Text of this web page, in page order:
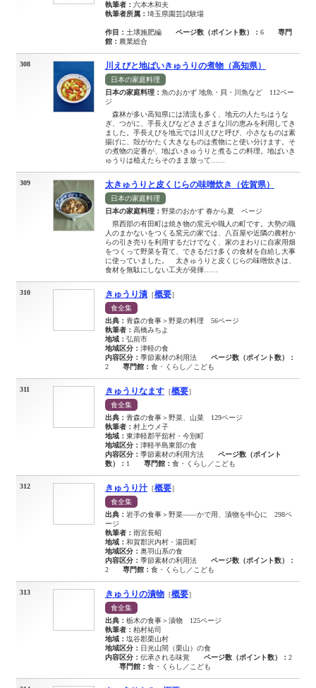
執筆者： 六本木和夫
執筆者所属： 埼玉県園芸試験場
作目： 土壌施肥編 ページ数（ポイント数）： 6
専門
館： 農業総合
308 川えびと地ばいきゅうりの煮物（高知県）
日本の家庭料理
日本の家庭料理： 魚のおかず 地魚・貝・川魚など 112ペー
ジ
森林が多い高知県には清流も多く、地元の人たちはうな
ぎ、つがに、手長えびなどさまざまな川の恵みを利用してき
ました。手長えびを地元では川えびと呼び、小さなものは素
揚げに、殻がかたく大きなものは煮物にと使い分けます。そ
の煮物の定番が、地ばいきゅうりと煮るこの料理。地ばいき
ゅうりは植えたらそのまま放って……
309 太きゅうりと皮くじらの味噌炊き（佐賀県）
日本の家庭料理
日本の家庭料理： 野菜のおかず 春から夏 ページ
県西部の有田町は焼き物の窯元や職人の町です。大勢の職
人のまかないをつくる窯元の家では、八百屋や近隣の農村か
らの引き売りを利用するだけでなく、家のまわりに自家用畑
をつくって野菜を育て、できるだけ多くの食材を自給し大事
に使っていました。 太きゅうりと皮くじらの味噌炊きは、
食材を無駄にしない工夫が発揮……
310 きゅうり漬［概要］
食全集
出典： 青森の食事＞野菜の料理 56ページ
執筆者： 高橋みちよ
地域： 弘前市
地域区分： 津軽の食
内容区分： 季節素材の利用法
ページ数（ポイント数）：
2
専門館： 食・くらし／こども
311 きゅうりなます［概要］
食全集
出典： 青森の食事＞野菜、山菜 129ページ
執筆者： 村上ウメ子
地域： 東津軽郡平舘村・今別町
地域区分： 津軽半島東部の食
内容区分： 季節素材の利用方法
ページ数（ポイント
数）： 1 専門館： 食・くらし／こども
312 きゅうり汁［概要］
食全集
出典： 岩手の食事＞野菜――かで用、漬物を中心に 298ペ
ージ
執筆者： 雨宮長昭
地域： 和賀郡沢内村・湯田町
地域区分： 奥羽山系の食
内容区分： 季節素材の利用法
ページ数（ポイント数）：
2
専門館： 食・くらし／こども
313 きゅうりの漬物［概要］
食全集
出典： 栃木の食事＞漬物 125ページ
執筆者： 柏村祐司
地域： 塩谷郡栗山村
地域区分： 日光山間（栗山）の食
内容区分： 伝承される味覚 ページ数（ポイント数）： 2
専門館： 食・くらし／こども